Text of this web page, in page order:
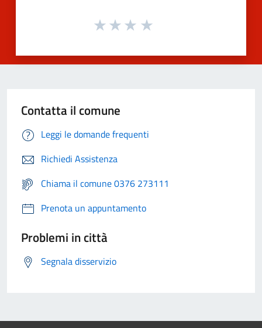
Contatta il comune
Leggi le domande frequenti
Richiedi Assistenza
Chiama il comune 0376 273111
Prenota un appuntamento
Problemi in città
Segnala disservizio